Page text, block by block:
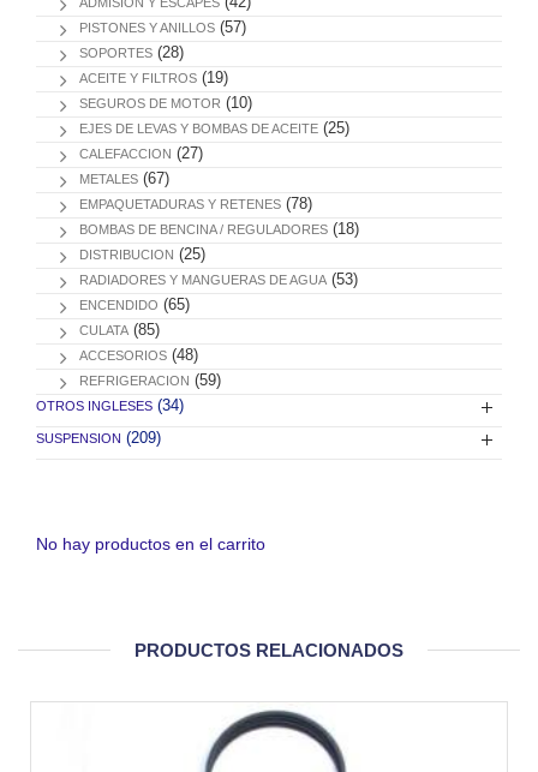
PISTONES Y ANILLOS (57)
SOPORTES (28)
ACEITE Y FILTROS (19)
SEGUROS DE MOTOR (10)
EJES DE LEVAS Y BOMBAS DE ACEITE (25)
CALEFACCION (27)
METALES (67)
EMPAQUETADURAS Y RETENES (78)
BOMBAS DE BENCINA / REGULADORES (18)
DISTRIBUCION (25)
RADIADORES Y MANGUERAS DE AGUA (53)
ENCENDIDO (65)
CULATA (85)
ACCESORIOS (48)
REFRIGERACION (59)
OTROS INGLESES (34)
SUSPENSION (209)
No hay productos en el carrito
PRODUCTOS RELACIONADOS